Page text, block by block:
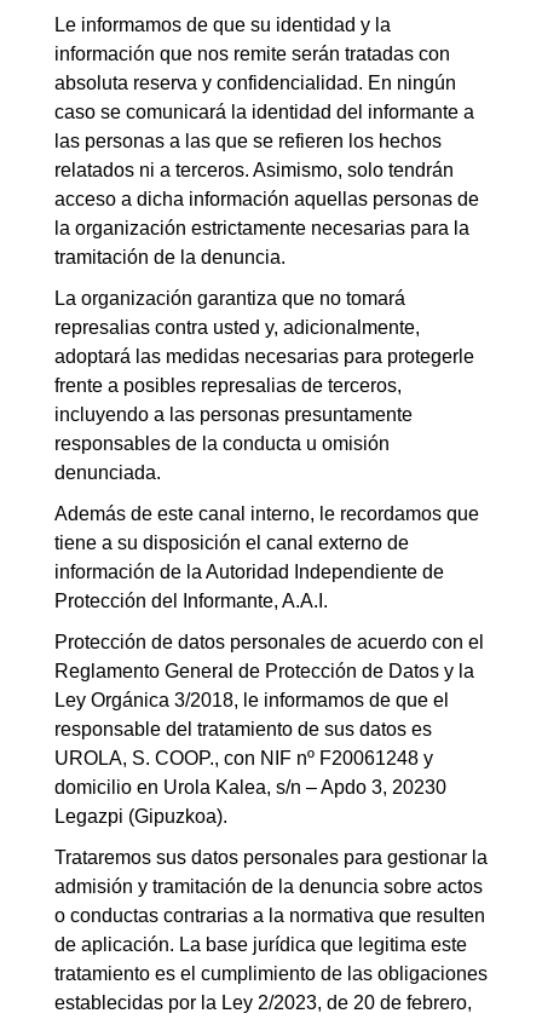
Le informamos de que su identidad y la
información que nos remite serán tratadas con
absoluta reserva y confidencialidad. En ningún
caso se comunicará la identidad del informante a
las personas a las que se refieren los hechos
relatados ni a terceros. Asimismo, solo tendrán
acceso a dicha información aquellas personas de
la organización estrictamente necesarias para la
tramitación de la denuncia.
La organización garantiza que no tomará
represalias contra usted y, adicionalmente,
adoptará las medidas necesarias para protegerle
frente a posibles represalias de terceros,
incluyendo a las personas presuntamente
responsables de la conducta u omisión
denunciada.
Además de este canal interno, le recordamos que
tiene a su disposición el canal externo de
información de la Autoridad Independiente de
Protección del Informante, A.A.I.
Protección de datos personales de acuerdo con el
Reglamento General de Protección de Datos y la
Ley Orgánica 3/2018, le informamos de que el
responsable del tratamiento de sus datos es
UROLA, S. COOP., con NIF nº F20061248 y
domicilio en Urola Kalea, s/n – Apdo 3, 20230
Legazpi (Gipuzkoa).
Trataremos sus datos personales para gestionar la
admisión y tramitación de la denuncia sobre actos
o conductas contrarias a la normativa que resulten
de aplicación. La base jurídica que legitima este
tratamiento es el cumplimiento de las obligaciones
establecidas por la Ley 2/2023, de 20 de febrero,